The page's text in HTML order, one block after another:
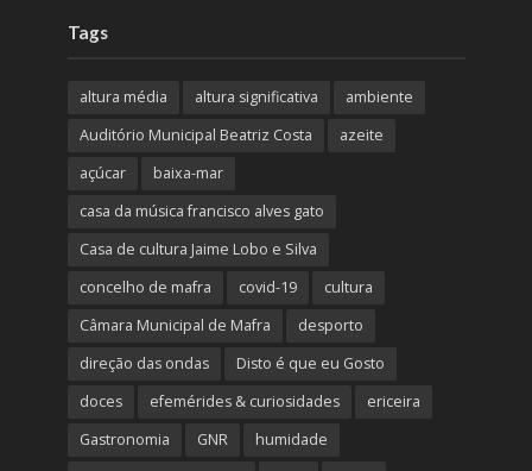
Tags
altura média altura significativa
ambiente
Auditório Municipal Beatriz Costa
azeite
açúcar
baixa-mar
casa da música francisco alves gato
Casa de cultura Jaime Lobo e Silva
concelho de mafra
covid-19
cultura
Câmara Municipal de Mafra
desporto
direção das ondas
Disto é que eu Gosto
doces
efemérides & curiosidades
ericeira
Gastronomia
GNR
humidade